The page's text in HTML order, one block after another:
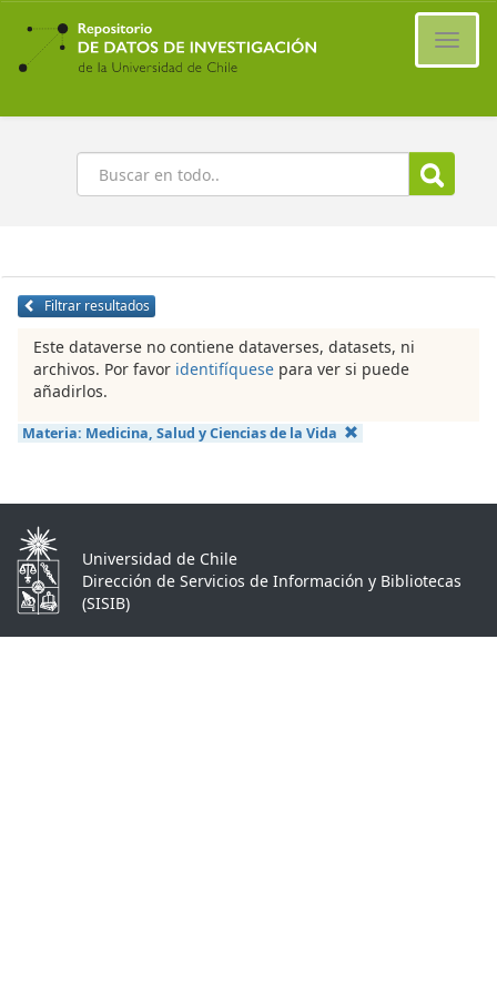
Ir
contenido
principal
Buscar
Filtrar resultados
Este dataverse no contiene dataverses, datasets, ni
archivos. Por favor identifíquese para ver si puede
añadirlos.
Materia: Medicina, Salud y Ciencias de la Vida
Universidad de Chile
Dirección de Servicios de Información y Bibliotecas
(SISIB)